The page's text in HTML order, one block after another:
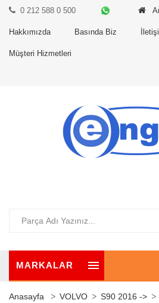
0 212 588 0 500
Hakkımızda Basında Biz
Müşteri Hizmetleri
MARKALAR
Anasayfa VOLVO S90 2016 ->